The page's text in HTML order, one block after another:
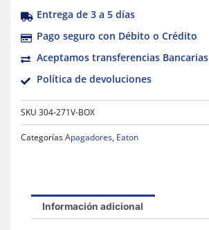
Entrega de 3 a 5 días
Pago seguro con Débito o Crédito
Aceptamos transferencias Bancarias
Política de devoluciones
SKU 304-271V-BOX
CategoríasApagadores, Eaton
Información adicional